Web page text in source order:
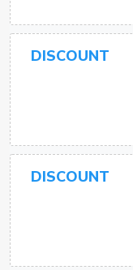
DISCOUNT
DISCOUNT